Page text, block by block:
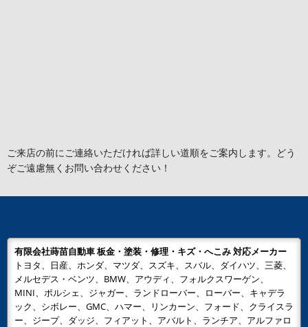
ご来店の前にご連絡いただければ詳しい道順をご案内します。どう
ぞご遠慮無くお問い合わせください！
有限会社蒔苗自動車 板金・塗装・修理・キズ・へこみ 対応メーカー
トヨタ、日産、ホンダ、マツダ、スズキ、スバル、ダイハツ、三菱、
メルセデス・ベンツ、BMW、アウディ、フォルクスワーゲン、
MINI、ポルシェ、ジャガー、ランドローバー、ローバー、キャデラ
ック、シボレー、GMC、ハマー、リンカーン、フォード、クライスラ
ー、ジープ、ダッジ、フィアット、アバルト、ランチア、アルファロ